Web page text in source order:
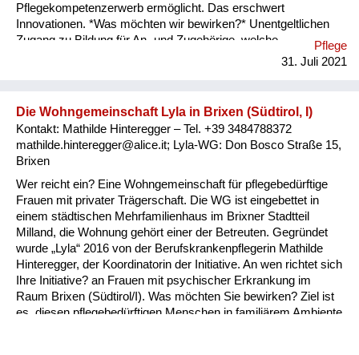
Pflegekompetenzerwerb ermöglicht. Das erschwert
Innovationen. *Was möchten wir bewirken?* Unentgeltlichen
Zugang zu Bildung für An- und Zugehörige, welche
Selbstständigkeit und Lebensqualität vergrößert, Pflegebedarf
% der österreichischen Bevölkerung ab 65+ lebt mit schweren
Einschränkungen in den Aktivitäten des täglichen Lebens, in
der Schweiz sind es nur 8,8 %. Der Anteil der
Pflegegeldbezieher in der Schweiz liegt bei 0,6 %, in
Österreich bei 5,2 %. Obwohl die Sch...
Pflege
31. Juli 2021
Die Wohngemeinschaft Lyla in Brixen (Südtirol, I)
Kontakt: Mathilde Hinteregger – Tel. +39 3484788372
mathilde.hinteregger@alice.it; Lyla-WG: Don Bosco Straße 15,
Brixen
Wer reicht ein? Eine Wohngemeinschaft für pflegebedürftige
Frauen mit privater Trägerschaft. Die WG ist eingebettet in
einem städtischen Mehrfamilienhaus im Brixner Stadtteil
Milland, die Wohnung gehört einer der Betreuten. Gegründet
wurde „Lyla“ 2016 von der Berufskrankenpflegerin Mathilde
Hinteregger, der Koordinatorin der Initiative. An wen richtet sich
Ihre Initiative? an Frauen mit psychischer Erkrankung im
Raum Brixen (Südtirol/I). Was möchten Sie bewirken? Ziel ist
es, diesen pflegebedürftigen Menschen in familiärem Ambiente